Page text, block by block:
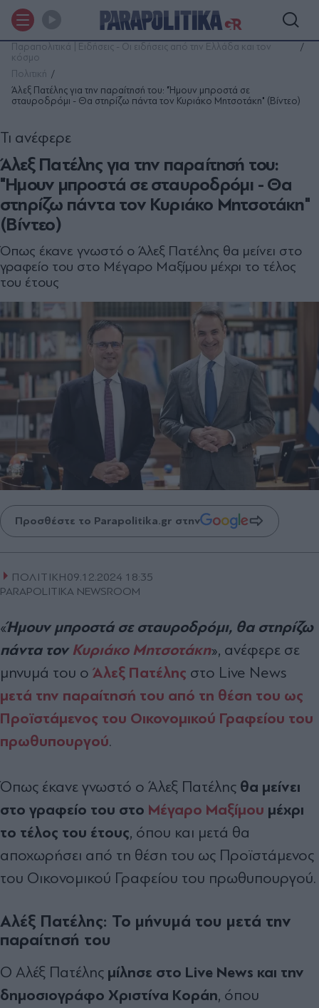
Παραπολιτικά | Ειδήσεις - Οι ειδήσεις από την Ελλάδα και τον
κόσμο
Πολιτική
Άλεξ Πατέλης για την παραίτησή του: "Ήμουν μπροστά σε
σταυροδρόμι - Θα στηρίζω πάντα τον Κυριάκο Μητσοτάκη" (Βίντεο)
Άλεξ Πατέλης για την παραίτησή του:
"Ήμουν μπροστά σε σταυροδρόμι - Θα
στηρίζω πάντα τον Κυριάκο Μητσοτάκη"
(Βίντεο)
Τι ανέφερε
Όπως έκανε γνωστό ο Άλεξ Πατέλης θα μείνει στο
γραφείο του στο Μέγαρο Μαξίμου μέχρι το τέλος
του έτους
Προσθέστε το Parapolitika.gr στην
ΠΟΛΙΤΙΚΗ09.12.2024 18:35
PARAPOLITIKA NEWSROOM
«Ήμουν μπροστά σε σταυροδρόμι, θα στηρίζω
πάντα τον Κυριάκο Μητσοτάκη», ανέφερε σε
μηνυμά του ο Άλεξ Πατέλης στο Live News
μετά την παραίτησή του από τη θέση του ως
Προϊστάμενος του Οικονομικού Γραφείου του
πρωθυπουργού.
Όπως έκανε γνωστό ο Άλεξ Πατέλης θα μείνει
στο γραφείο του στο Μέγαρο Μαξίμου μέχρι
το τέλος του έτους, όπου και μετά θα
αποχωρήσει από τη θέση του ως Προϊστάμενος
του Οικονομικού Γραφείου του πρωθυπουργού.
Αλέξ Πατέλης: Το μήνυμά του μετά την
παραίτησή του
Ο Αλέξ Πατέλης μίλησε στο Live News και την
δημοσιογράφο Χριστίνα Κοράη, όπου